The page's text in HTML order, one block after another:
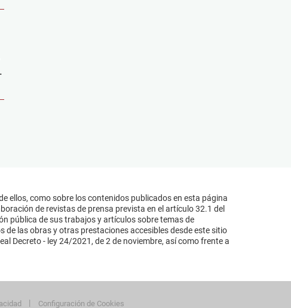
ellos, como sobre los contenidos publicados en esta página
de revistas de prensa prevista en el artículo 32.1 del
pública de sus trabajos y artículos sobre temas de
las obras y otras prestaciones accesibles desde este sitio
Decreto - ley 24/2021, de 2 de noviembre, así como frente a
Configuración de Cookies